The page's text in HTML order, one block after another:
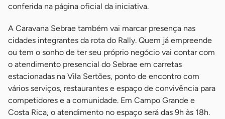
conferida na página oficial da iniciativa.
A Caravana Sebrae também vai marcar presença nas
cidades integrantes da rota do Rally. Quem já empreende
ou tem o sonho de ter seu próprio negócio vai contar com
o atendimento presencial do Sebrae em carretas
estacionadas na Vila Sertões, ponto de encontro com
vários serviços, restaurantes e espaço de convivência para
competidores e a comunidade. Em Campo Grande e
Costa Rica, o atendimento no espaço será das 9h às 18h.